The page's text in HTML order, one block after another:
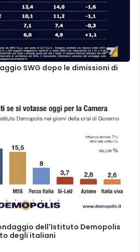
SWG dopo le dimissioni di
dell'Istituto Demopolis
degli italiani